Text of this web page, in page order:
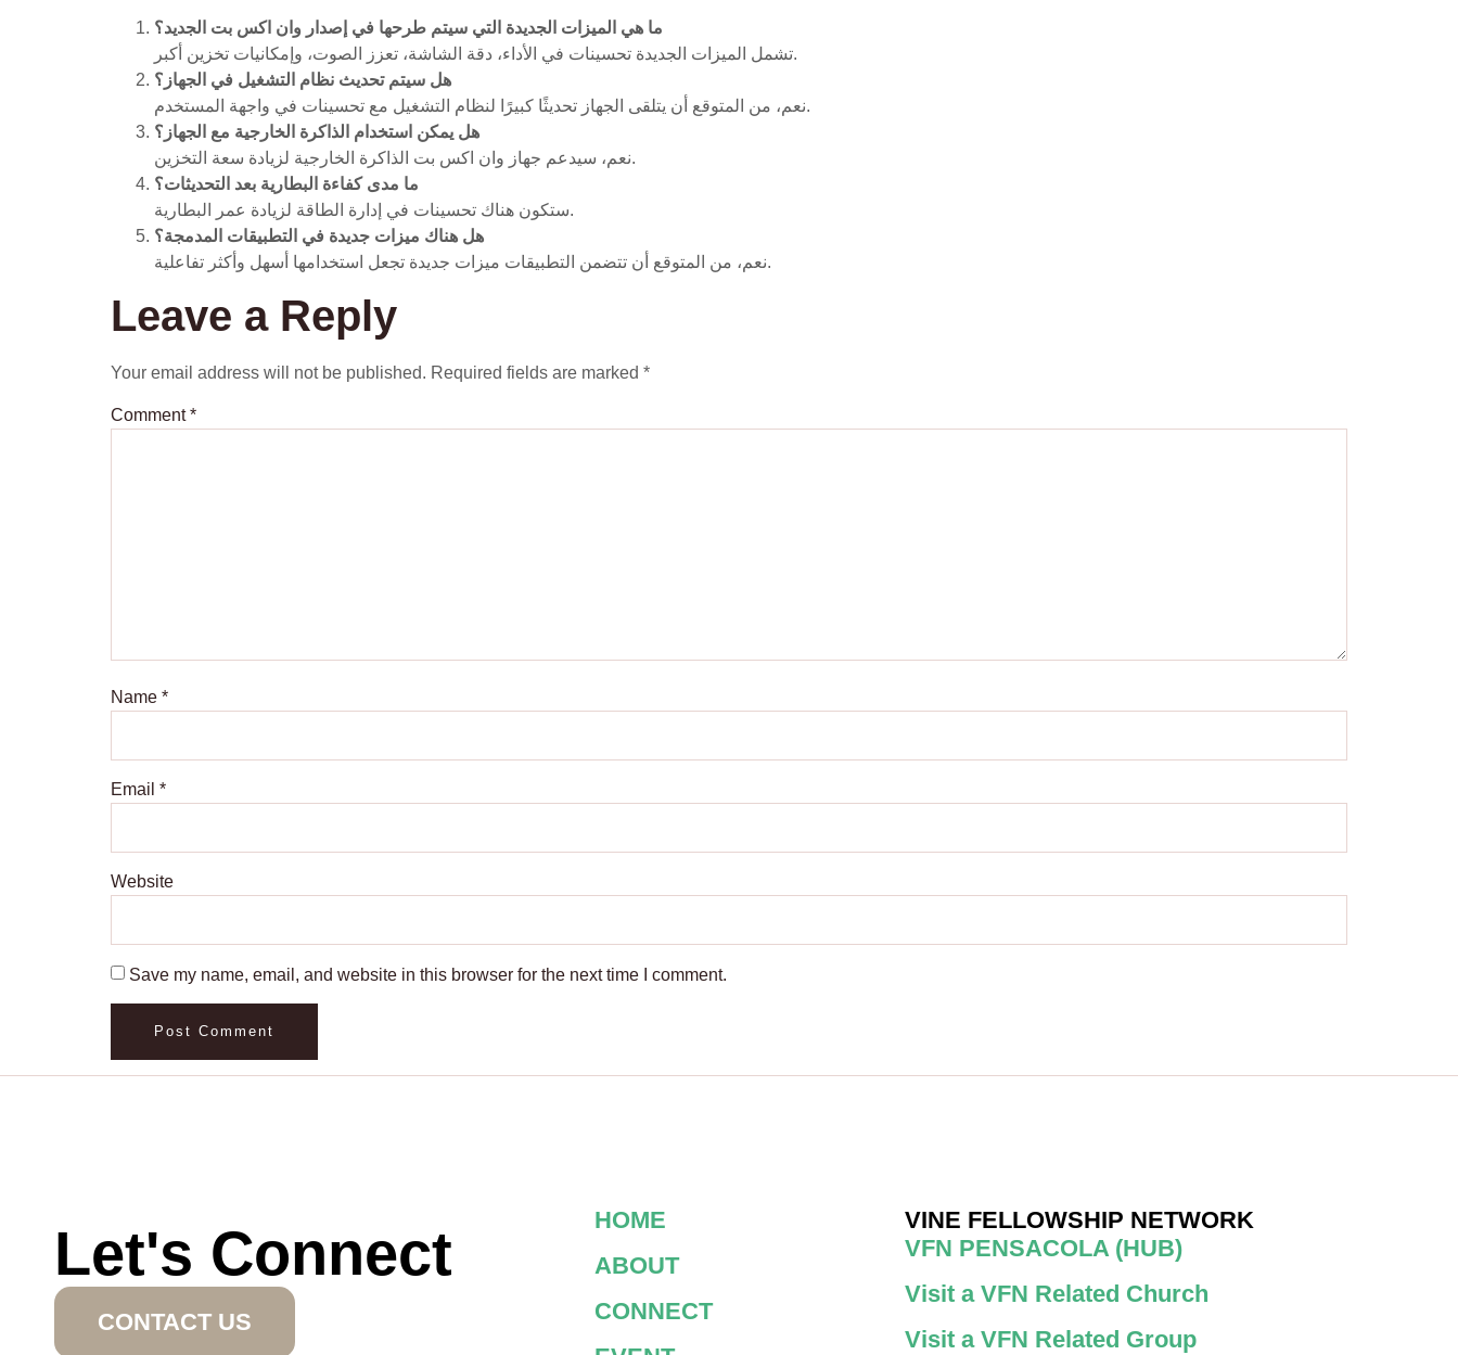
ما هي الميزات الجديدة التي سيتم طرحها في إصدار وان اكس بت الجديد؟
تشمل الميزات الجديدة تحسينات في الأداء، دقة الشاشة، تعزز الصوت، وإمكانيات تخزين أكبر.
هل سيتم تحديث نظام التشغيل في الجهاز؟
نعم، من المتوقع أن يتلقى الجهاز تحديثًا كبيرًا لنظام التشغيل مع تحسينات في واجهة المستخدم.
هل يمكن استخدام الذاكرة الخارجية مع الجهاز؟
نعم، سيدعم جهاز وان اكس بت الذاكرة الخارجية لزيادة سعة التخزين.
ما مدى كفاءة البطارية بعد التحديثات؟
ستكون هناك تحسينات في إدارة الطاقة لزيادة عمر البطارية.
هل هناك ميزات جديدة في التطبيقات المدمجة؟
نعم، من المتوقع أن تتضمن التطبيقات ميزات جديدة تجعل استخدامها أسهل وأكثر تفاعلية.
Leave a Reply
Your email address will not be published. Required fields are marked *
Comment*
Name *
Email *
Website
Save my name, email, and website in this browser for the next time I comment.
Let's Connect
CONTACT US
HOME
ABOUT
CONNECT
VINE FELLOWSHIP NETWORK
VFN PENSACOLA (HUB)
Visit a VFN Related Church
Visit a VFN Related Group